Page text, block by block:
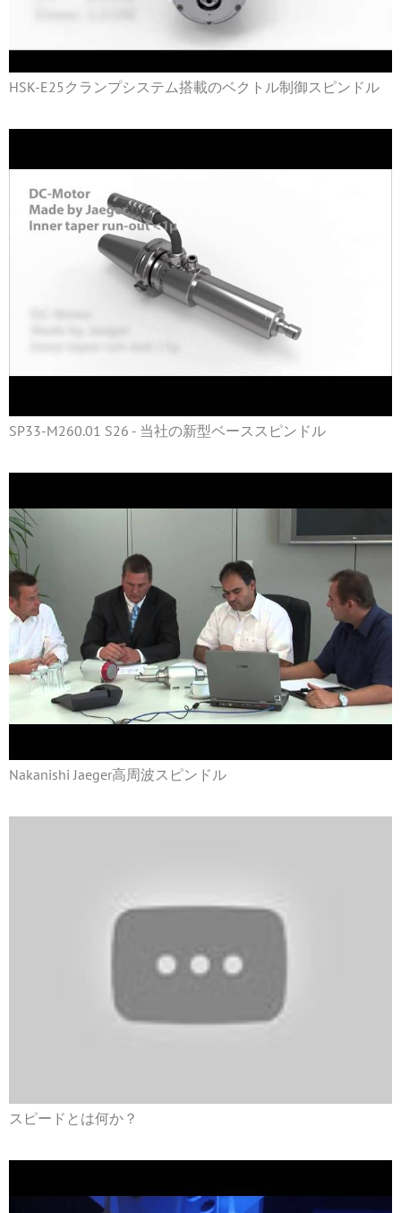
HSK-E25クランプシステム搭載のベクトル制御スピンドル
SP33-M260.01 S26 - 当社の新型ベーススピンドル
Nakanishi Jaeger高周波スピンドル
スピードとは何か？